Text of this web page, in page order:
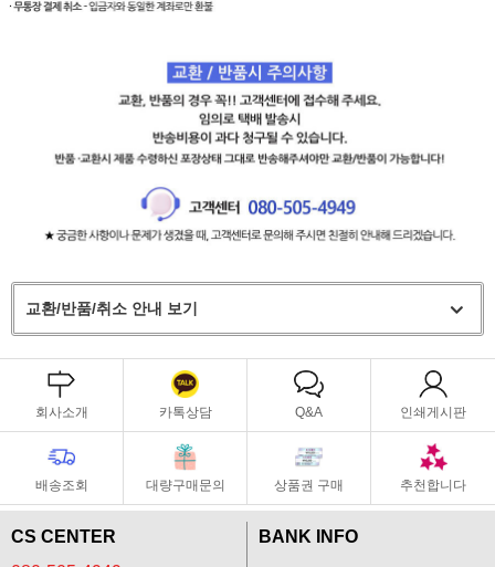
교환/반품/취소 안내 보기
회사소개 카톡상담 Q&A 인쇄게시판
배송조회 대량구매문의 상품권 구매 추천합니다
CS CENTER
BANK INFO